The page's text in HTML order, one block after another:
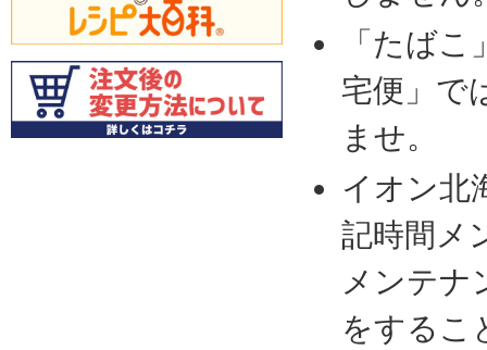
「たば
宅便」で
ませ。
イオン北
記時間メ
メンテナ
をするこ